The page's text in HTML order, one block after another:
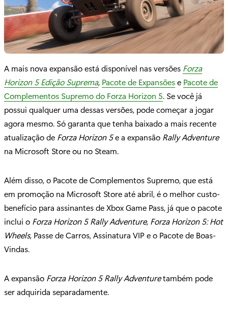
A mais nova expansão está disponível nas versões Forza
Horizon 5 Edição Suprema, Pacote de Expansõese Pacote de
Complementos Supremo do Forza Horizon 5. Se você já
possui qualquer uma dessas versões, pode começar a jogar
agora mesmo. Só garanta que tenha baixado a mais recente
atualização de Forza Horizon 5e a expansão Rally Adventure
na Microsoft Store ou no Steam.
Além disso, o Pacote de Complementos Supremo, que está
em promoção na Microsoft Store até abril, é o melhor custo-
benefício para assinantes de Xbox Game Pass, já que o pacote
inclui o Forza Horizon 5 Rally Adventure, Forza Horizon 5: Hot
Wheels, Passe de Carros, Assinatura VIP e o Pacote de Boas-
Vindas.
A expansão Forza Horizon 5 Rally Adventuretambém pode
ser adquirida separadamente.